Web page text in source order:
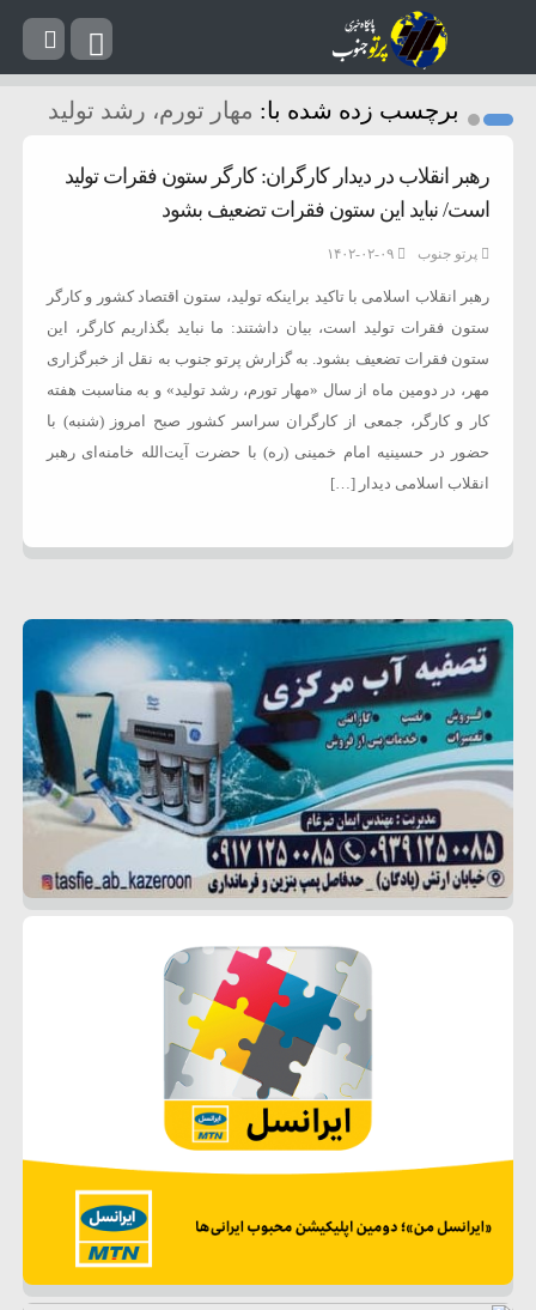
برچسب زده شده با: مهار تورم، رشد تولید
رهبر انقلاب در دیدار کارگران: کارگر ستون فقرات تولید
است/ نباید این ستون فقرات تضعیف بشود
پرتو جنوب ۱۴۰۲-۰۲-۰۹
رهبر انقلاب اسلامی با تاکید براینکه تولید، ستون اقتصاد کشور و کارگر
ستون فقرات تولید است، بیان داشتند: ما نباید بگذاریم کارگر، این
ستون فقرات تضعیف بشود. به گزارش پرتو جنوب به نقل از خبرگزاری
مهر، در دومین ماه از سال «مهار تورم، رشد تولید» و به مناسبت هفته
کار و کارگر، جمعی از کارگران سراسر کشور صبح امروز (شنبه) با
حضور در حسینیه امام خمینی (ره) با حضرت آیت‌الله خامنه‌ای رهبر
انقلاب اسلامی دیدار […]